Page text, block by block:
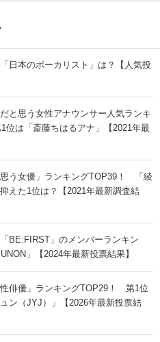
日本のボーカリスト」は？【人気投
だと思う女性アナウンサー人気ランキ
は「斎藤ちはるアナ」【2021年最
思う女優」ランキングTOP39！ 「綾
えた1位は？【2021年最新調査結
BE:FIRST」のメンバーランキン
」【2024年最新投票結果】
俳優」ランキングTOP29！ 第1位
ン（JYJ）」【2026年最新投票結